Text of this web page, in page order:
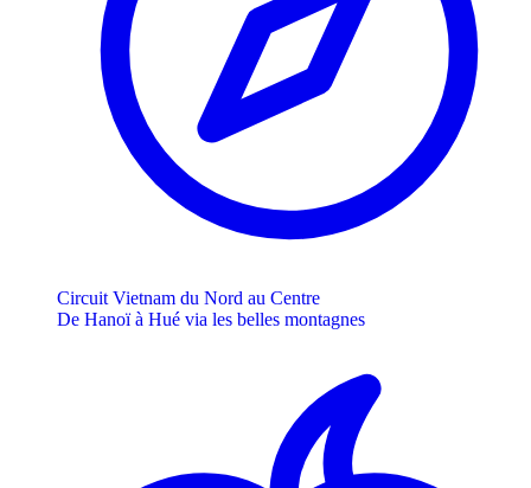
Circuit Vietnam du Nord au Centre
De Hanoï à Hué via les belles montagnes